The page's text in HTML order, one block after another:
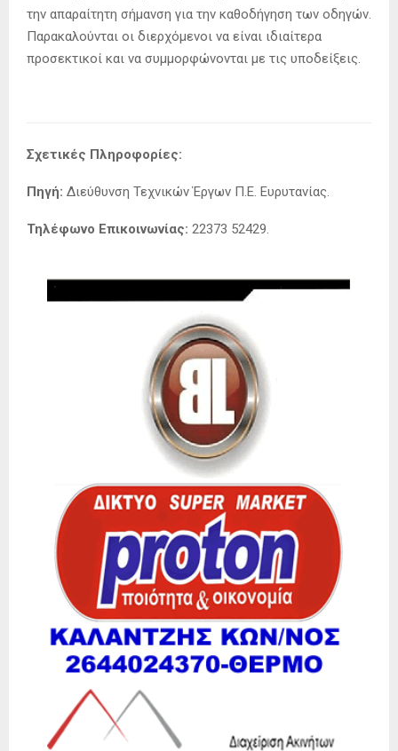
την απαραίτητη σήμανση για την καθοδήγηση των οδηγών.
Παρακαλούνται οι διερχόμενοι να είναι ιδιαίτερα
προσεκτικοί και να συμμορφώνονται με τις υποδείξεις.
Σχετικές Πληροφορίες:
Πηγή: Διεύθυνση Τεχνικών Έργων Π.Ε. Ευρυτανίας.
Τηλέφωνο Επικοινωνίας: 22373 52429.